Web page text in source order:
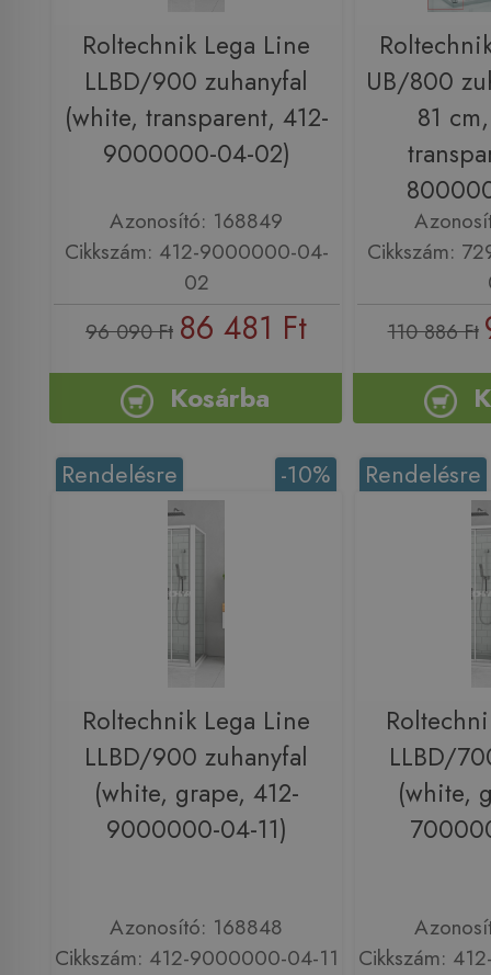
Roltechnik Lega Line
LLBD/900 zuhanyfal
(white, transparent, 412-
9000000-04-02)
Azonosító: 168849
Cikkszám: 412-9000000-04-
02
96 090 Ft 86 481 Ft
Kosárba
UB/800
81
Cikkszám:
110 886 Ft
-10%
Rendelésre
Roltechnik Lega Line
LLBD/900 zuhanyfal
(white, grape, 412-
9000000-04-11)
Azonosító: 168848
Cikkszám: 412-9000000-04-11
Rendelésre
LLBD/
(white,
Cikkszám: